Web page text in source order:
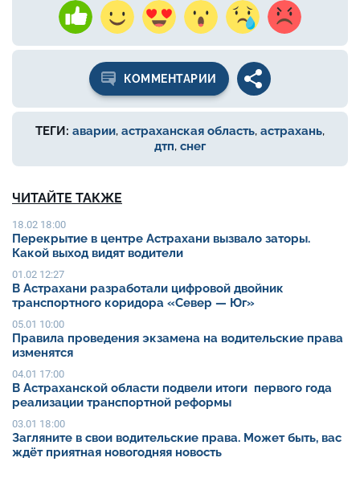
КОММЕНТАРИИ
ТЕГИ: аварии, астраханская область, астрахань,
дтп, снег
ЧИТАЙТЕ ТАКЖЕ
18.02 18:00
Перекрытие в центре Астрахани вызвало заторы.
Какой выход видят водители
01.02 12:27
В Астрахани разработали цифровой двойник
транспортного коридора «Север — Юг»
05.01 10:00
Правила проведения экзамена на водительские права
изменятся
04.01 17:00
В Астраханской области подвели итоги первого года
реализации транспортной реформы
03.01 18:00
Загляните в свои водительские права. Может быть, вас
ждёт приятная новогодняя новость